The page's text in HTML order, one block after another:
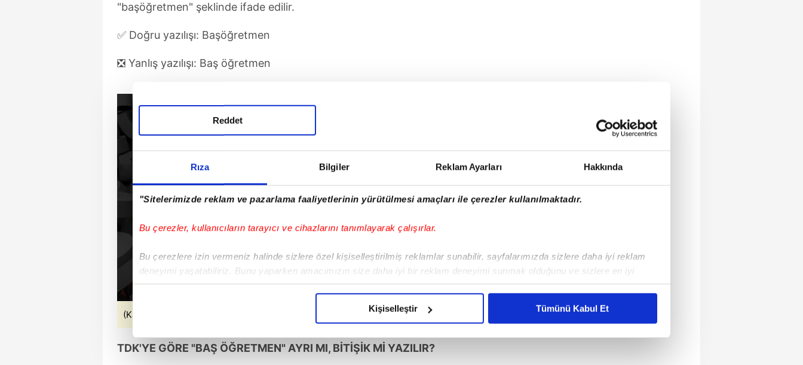
Rıza Bilgiler Reklam Ayarları Hakkında
"Sitelerimizde reklam ve pazarlama faaliyetlerinin yürütülmesi amaçları ile çerezler kullanılmaktadır.
Bu çerezler, kullanıcıların tarayıcı ve cihazlarını tanımlayarak çalışırlar.
Bu çerezlere izin vermeniz halinde sizlere özel kişiselleştirilmiş reklamlar sunabilir, sayfalarımızda sizlere daha iyi reklam
deneyimi yaşatabiliriz. Bunu yaparken amacımızın size daha iyi bir reklam deneyimi sunmak olduğunu ve sizlere en iyi
içerikleri sunabilmek adına elimizden gelen çabayı gösterdiğimizi ve bu noktada, reklamların maliyetlerimizi karşılamak
Sizlere daha iyi bir hizmet sunabilmek için İnternet Sitemizde kendimize ve üçüncü kişilere ait çerezler kullanılmaktadır. Bu
Reddet
Kişiselleştir Tümünü Kabul Et
"başöğretmen" şeklinde ifade edilir.
✅ Doğru yazılışı: Başöğretmen
❎ Yanlış yazılışı: Baş öğretmen
(Kaynak: Takvim Foto Arşiv)
TDK'YE GÖRE "BAŞ ÖĞRETMEN" AYRI MI, BİTİŞİK Mİ YAZILIR?